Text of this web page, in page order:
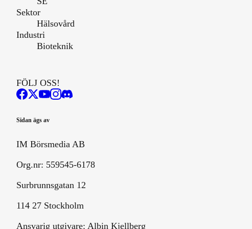
Sektor
Hälsovård
Industri
Bioteknik
FÖLJ OSS!
Sidan ägs av
IM Börsmedia AB
Org.nr: 559545-6178
Surbrunnsgatan 12
114 27 Stockholm
Ansvarig utgivare: Albin Kjellberg